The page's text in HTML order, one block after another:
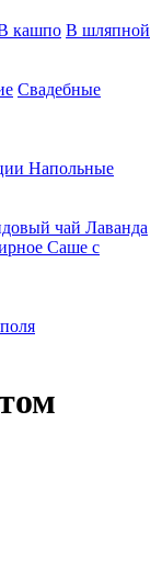
кашпо В шляпной
Свадебные
Напольные
чай Лаванда
Саше с